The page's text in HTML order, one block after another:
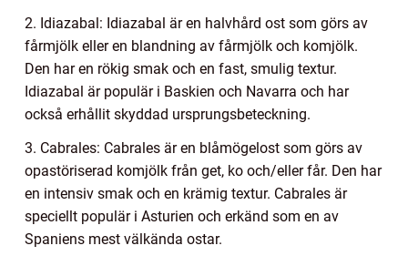
2. Idiazabal: Idiazabal är en halvhård ost som görs av
fårmjölk eller en blandning av fårmjölk och komjölk.
Den har en rökig smak och en fast, smulig textur.
Idiazabal är populär i Baskien och Navarra och har
också erhållit skyddad ursprungsbeteckning.
3. Cabrales: Cabrales är en blåmögelost som görs av
opastöriserad komjölk från get, ko och/eller får. Den har
en intensiv smak och en krämig textur. Cabrales är
speciellt populär i Asturien och erkänd som en av
Spaniens mest välkända ostar.